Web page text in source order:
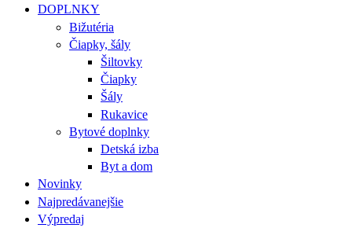
DOPLNKY
Bižutéria
Čiapky, šály
Šiltovky
Čiapky
Šály
Rukavice
Bytové doplnky
Detská izba
Byt a dom
Novinky
Najpredávanejšie
Výpredaj